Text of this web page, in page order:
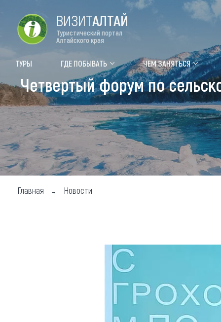
Форум VISIT ALTAI
Туры Где
Топ
ВИЗИТАЛТАЙ
Туристический портал
Алтайского края
ТУРЫ ГДЕ ПОБЫВАТЬ ЧЕМ ЗАНЯТЬСЯ
Четвертый форум по
Главная Новости